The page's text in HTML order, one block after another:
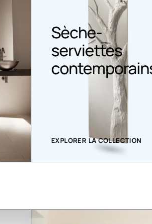
Sèche-
serviettes
EXPLORER LA COLLECTION